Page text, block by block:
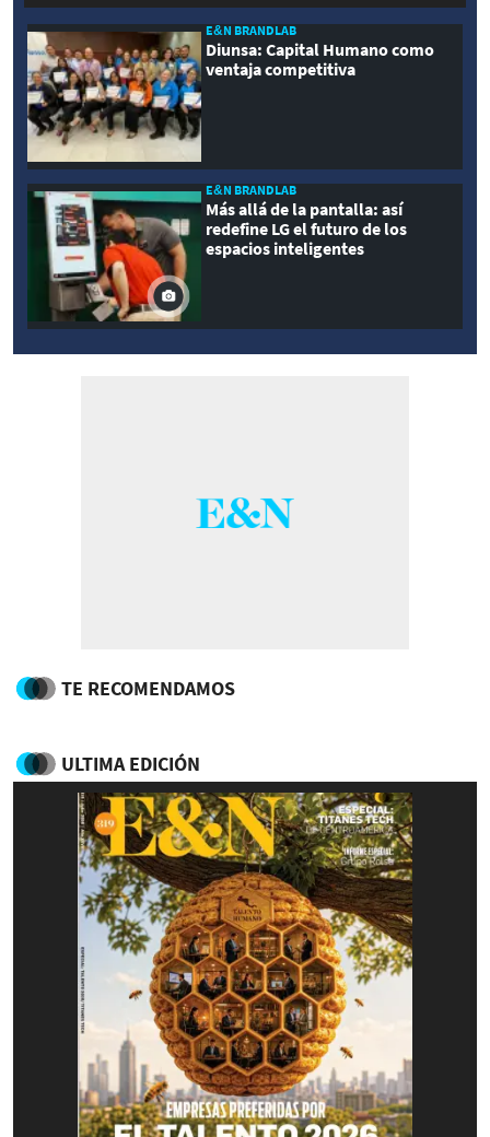
E&N BRANDLAB
Diunsa: Capital Humano como
ventaja competitiva
E&N BRANDLAB
Más allá de la pantalla: así
redefine LG el futuro de los
espacios inteligentes
TE RECOMENDAMOS
ULTIMA EDICIÓN